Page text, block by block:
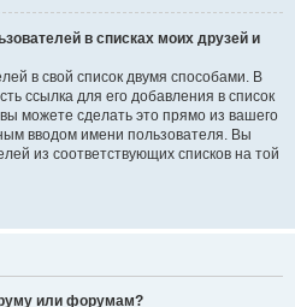
в списках моих друзей и
в свой список двумя способами. В
ссылка для его добавления в список
можете сделать это прямо из вашего
вводом имени пользователя. Вы
из соответствующих списков на той
или форумам?